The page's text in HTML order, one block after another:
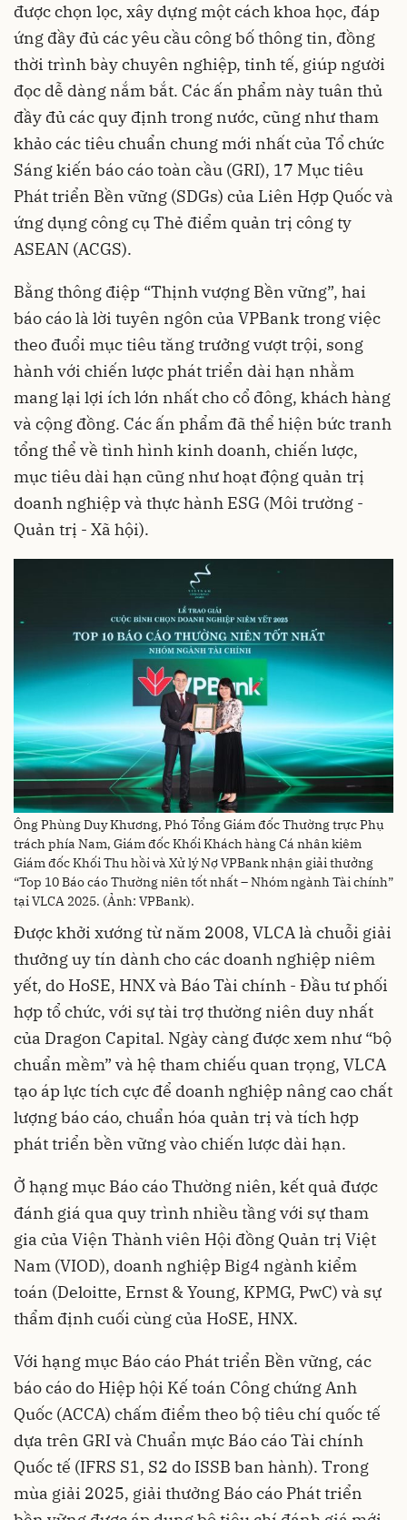
được chọn lọc, xây dựng một cách khoa học, đáp
ứng đầy đủ các yêu cầu công bố thông tin, đồng
thời trình bày chuyên nghiệp, tinh tế, giúp người
đọc dễ dàng nắm bắt. Các ấn phẩm này tuân thủ
đầy đủ các quy định trong nước, cũng như tham
khảo các tiêu chuẩn chung mới nhất của Tổ chức
Sáng kiến báo cáo toàn cầu (GRI), 17 Mục tiêu
Phát triển Bền vững (SDGs) của Liên Hợp Quốc và
ứng dụng công cụ Thẻ điểm quản trị công ty
ASEAN (ACGS).
Bằng thông điệp “Thịnh vượng Bền vững”, hai
báo cáo là lời tuyên ngôn của VPBank trong việc
theo đuổi mục tiêu tăng trưởng vượt trội, song
hành với chiến lược phát triển dài hạn nhằm
mang lại lợi ích lớn nhất cho cổ đông, khách hàng
và cộng đồng. Các ấn phẩm đã thể hiện bức tranh
tổng thể về tình hình kinh doanh, chiến lược,
mục tiêu dài hạn cũng như hoạt động quản trị
doanh nghiệp và thực hành ESG (Môi trường -
Quản trị - Xã hội).
Ông Phùng Duy Khương, Phó Tổng Giám đốc Thường trực Phụ
trách phía Nam, Giám đốc Khối Khách hàng Cá nhân kiêm
Giám đốc Khối Thu hồi và Xử lý Nợ VPBank nhận giải thưởng
“Top 10 Báo cáo Thường niên tốt nhất – Nhóm ngành Tài chính”
tại VLCA 2025. (Ảnh: VPBank).
Được khởi xướng từ năm 2008, VLCA là chuỗi giải
thưởng uy tín dành cho các doanh nghiệp niêm
yết, do HoSE, HNX và Báo Tài chính - Đầu tư phối
hợp tổ chức, với sự tài trợ thường niên duy nhất
của Dragon Capital. Ngày càng được xem như “bộ
chuẩn mềm” và hệ tham chiếu quan trọng, VLCA
tạo áp lực tích cực để doanh nghiệp nâng cao chất
lượng báo cáo, chuẩn hóa quản trị và tích hợp
phát triển bền vững vào chiến lược dài hạn.
Ở hạng mục Báo cáo Thường niên, kết quả được
đánh giá qua quy trình nhiều tầng với sự tham
gia của Viện Thành viên Hội đồng Quản trị Việt
Nam (VIOD), doanh nghiệp Big4 ngành kiểm
toán (Deloitte, Ernst & Young, KPMG, PwC) và sự
thẩm định cuối cùng của HoSE, HNX.
Với hạng mục Báo cáo Phát triển Bền vững, các
báo cáo do Hiệp hội Kế toán Công chứng Anh
Quốc (ACCA) chấm điểm theo bộ tiêu chí quốc tế
dựa trên GRI và Chuẩn mực Báo cáo Tài chính
Quốc tế (IFRS S1, S2 do ISSB ban hành). Trong
mùa giải 2025, giải thưởng Báo cáo Phát triển